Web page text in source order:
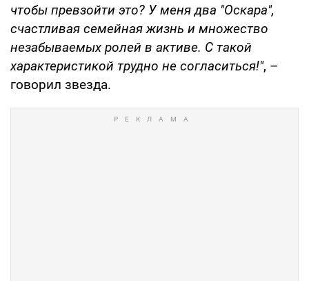
чтобы превзойти это? У меня два "Оскара",
счастливая семейная жизнь и множество
незабываемых ролей в активе. С такой
характеристикой трудно не согласиться!", –
говорил звезда.